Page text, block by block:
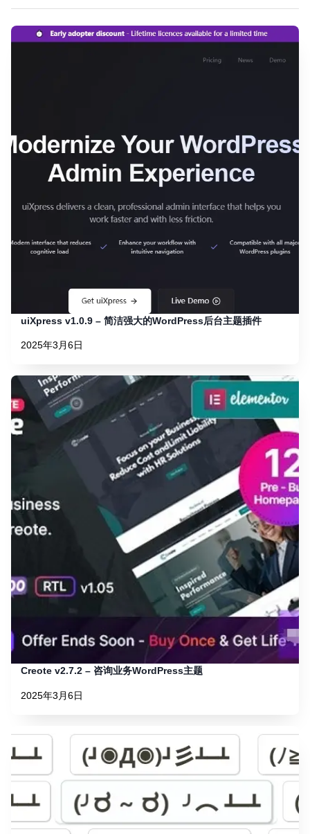
uiXpress v1.0.9 – 简洁强大的WordPress后台主题插件
2025年3月6日
Creote v2.7.2 – 咨询业务WordPress主题
2025年3月6日